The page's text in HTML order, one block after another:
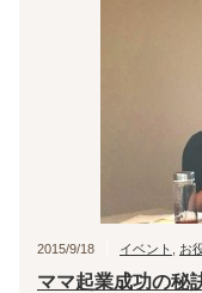
2015/9/18 イベント お
ママ起業成功の秘